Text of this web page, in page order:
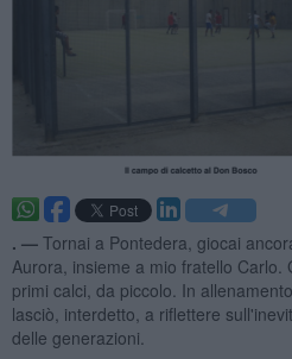
. — Tornai a Pontedera, giocai
Aurora, insieme a mio fratello Carlo.
primi calci, da piccolo. In
lasciò, interdetto, a riflettere
delle generazioni.